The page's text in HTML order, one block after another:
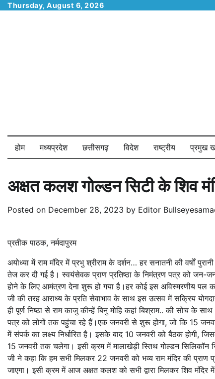
SkipThursday, August 6, 2026
होम मध्यप्रदेश छत्तीसगढ़ विदेश राष्ट्रीय प्रमुख
अक्षत कलश गोल्डन सिटी के शिव
Posted on December 28, 2023 by Editor
प्रतीक पाठक, नर्मदापुरम
अयोध्या में राम मंदिर में प्रभु श्रीराम के दर्शन… हर सनातनी की वर्षों
तेज कर दी गई है। स्वयंसेवक प्राण प्रतिष्ठा के निमंत्रण पत्र को जन-जन
होने के लिए आमंत्रण देना शुरू हो गया है।हर कोई इस अविस्मरणीय पल
जी की तरह आराध्य के प्रति सेवाभाव के साथ इस उत्सव में सक्रिय
ही पूर्ण निष्ठा से राम काजु कीन्हें बिनु मोहि कहां बिश्राम.. की सोच के
पत्र को लोगों तक पहुंचा रहे हैं।एक जनवरी से शुरू होगा, जो कि 15
में संपर्क का लक्ष्य निर्धारित है। इसके बाद 10 जनवरी को बैठक होगी,
15 जनवरी तक चलेगा। इसी क्रम में मालाखेड़ी स्तिथ गोल्डन सिलिकॉन
जी ने कहा कि हम सभी मिलकर 22 जनवरी को भव्य राम मंदिर की प्राण
जाएगा। इसी क्रम में आज अक्षत कलश को सभी द्वारा मिलकर शिव मंदिर में